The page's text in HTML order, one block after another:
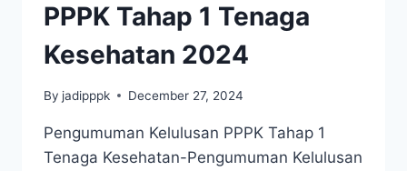
PPPK Tahap 1 Tenaga
Kesehatan 2024
By jadipppk December 27, 2024
Pengumuman Kelulusan PPPK Tahap 1
Tenaga Kesehatan-Pengumuman Kelulusan